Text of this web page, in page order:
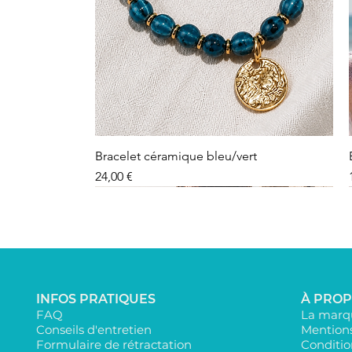
Bracelet céramique bleu/vert
Preis
24,00 €
INFOS PRATIQUES
FAQ
Conseils d'entretien
Formulaire de rétractation
À
La